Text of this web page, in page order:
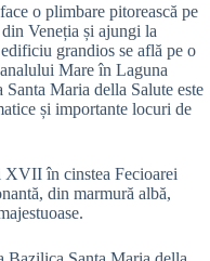
o plimbare pitorească pe
Veneția și ajungi la
grandios se află pe o
Mare în Laguna
Maria della Salute este
și importante locuri de
XVII în cinstea Fecioarei
din marmură albă,